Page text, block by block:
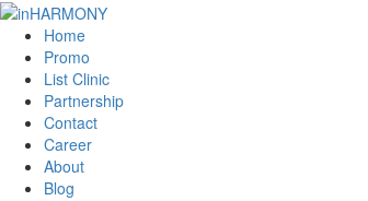
Home
Promo
List Clinic
Partnership
Contact
Career
About
Blog